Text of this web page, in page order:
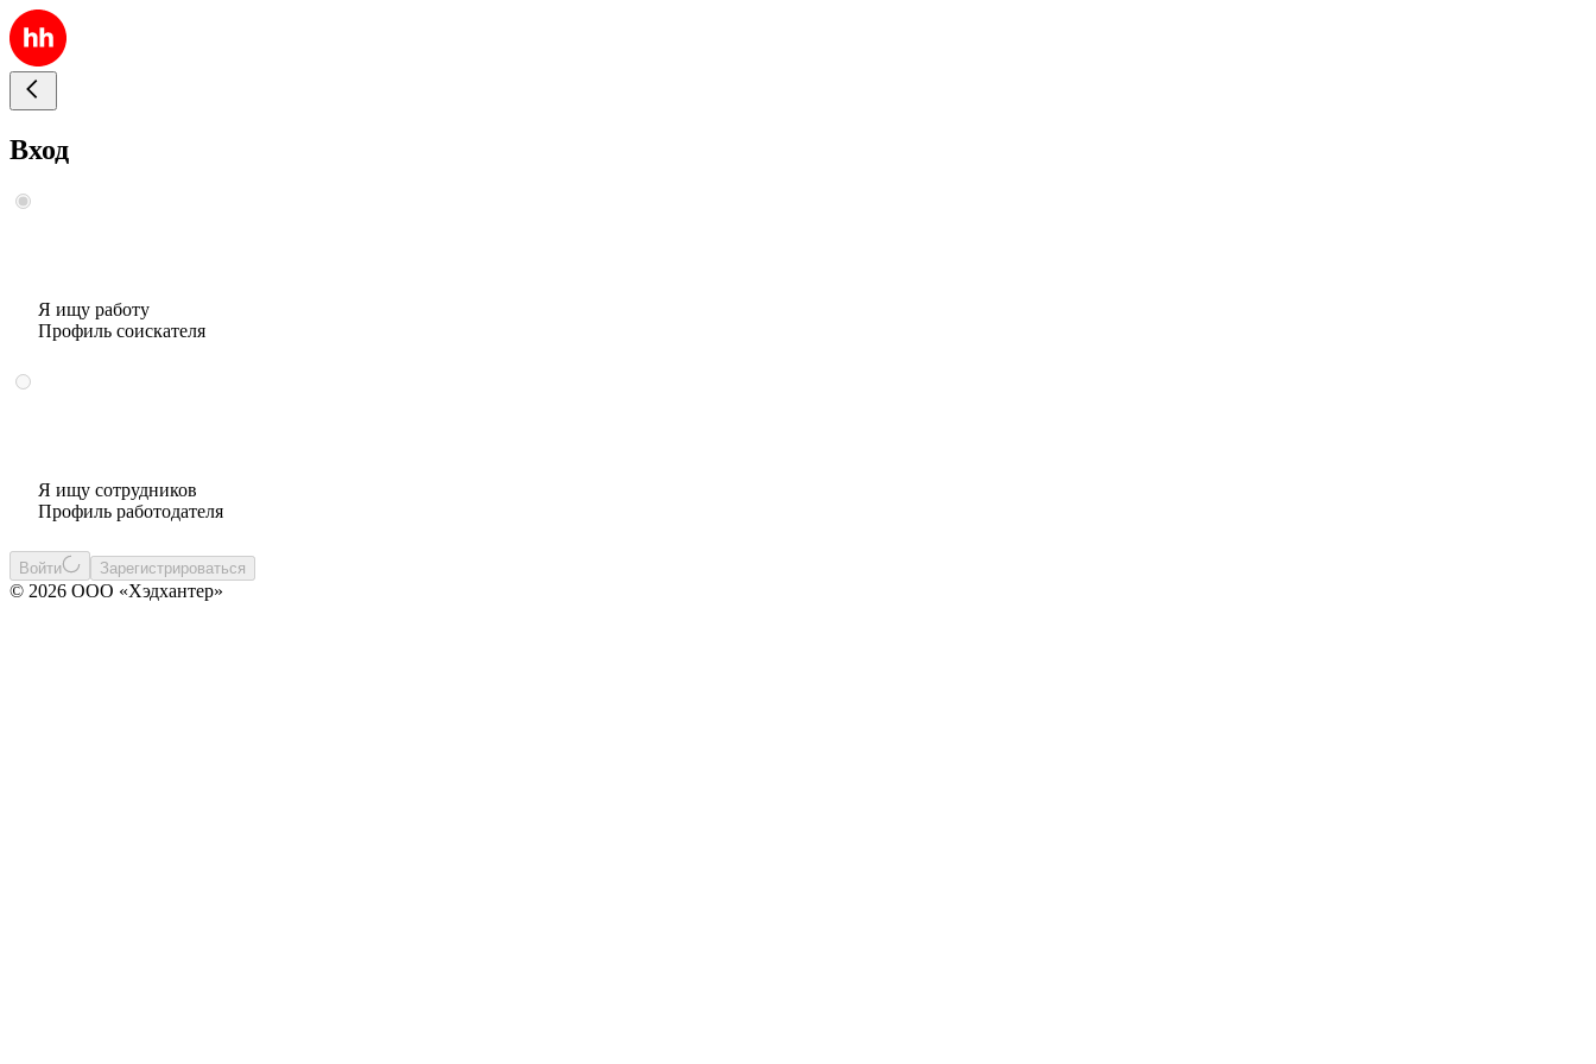
Вход
Я ищу работу
Профиль соискателя
Я ищу сотрудников
Профиль работодателя
Войти Зарегистрироваться
© 2026 ООО «Хэдхантер»